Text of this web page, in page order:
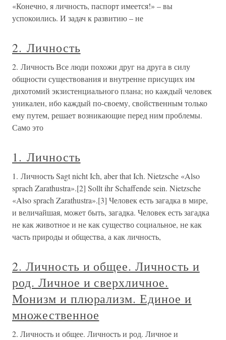
«Конечно, я личность, паспорт имеется!» – вы
успокоились. И задач к развитию – не
2. Личность
2. Личность Все люди похожи друг на друга в силу
общности существования и внутренне присущих им
дихотомий экзистенциального плана; но каждый человек
уникален, ибо каждый по-своему, свойственным только
ему путем, решает возникающие перед ним проблемы.
Само это
1. Личность
1. Личность Sagt nicht Ich, aber that Ich. Nietzsche «Also
sprach Zarathustra».[2] Sollt ihr Schaffende sein. Nietzsche
«Also sprach Zarathustra».[3] Человек есть загадка в мире,
и величайшая, может быть, загадка. Человек есть загадка
не как животное и не как существо социальное, не как
часть природы и общества, а как личность,
2. Личность и общее. Личность и
род. Личное и сверхличное.
Монизм и плюрализм. Единое и
множественное
2. Личность и общее. Личность и род. Личное и